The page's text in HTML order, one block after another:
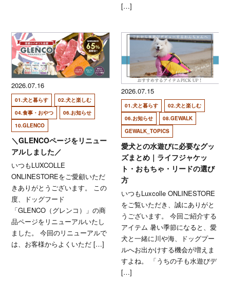
[…]
2026.07.16
01.犬と暮らす
02.犬と楽しむ
04.食事・おやつ
06.お知らせ
10.GLENCO
＼GLENCOページをリニュー
アルしました／
いつもLUXCOLLE
ONLINESTOREをご愛顧いただ
きありがとうございます。 この
度、ドッグフード
「GLENCO（グレンコ）」の商
品ページをリニューアルいたし
ました。 今回のリニューアルで
は、お客様からよくいただ […]
2026.07.15
01.犬と暮らす
02.犬と楽しむ
06.お知らせ
08.GEWALK
GEWALK_TOPICS
愛犬との水遊びに必要なグッ
ズまとめ｜ライフジャケッ
ト・おもちゃ・リードの選び
方
いつもLuxcolle ONLINESTORE
をご覧いただき、誠にありがと
うございます。 今回ご紹介する
アイテム 暑い季節になると、愛
犬と一緒に川や海、ドッグプー
ルへお出かけする機会が増えま
すよね。 「うちの子も水遊びデ
[…]